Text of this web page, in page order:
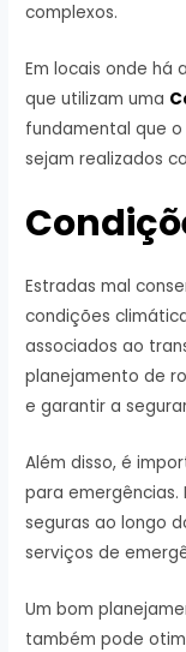
complexos.
Em locais onde há
que utilizam uma
fundamental que
sejam realizados
Estradas mal
condições
associados ao
planejamento de
e garantir a
Além disso, é
para emergências.
seguras ao longo
serviços de
Um bom
também pode